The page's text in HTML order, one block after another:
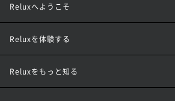
Reluxへようこそ
Reluxを体験する
Reluxをもっと知る